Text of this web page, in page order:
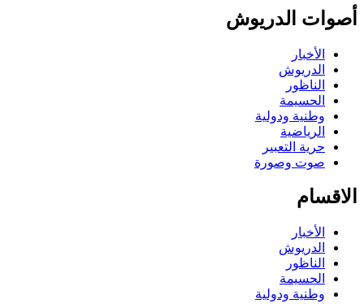
أصوات الدريوش
الأخبار
الدريوش
الناظور
الحسيمة
وطنية ودولية
الرياضية
حرية التعبير
صوت وصورة
الاقسام
الأخبار
الدريوش
الناظور
الحسيمة
وطنية ودولية